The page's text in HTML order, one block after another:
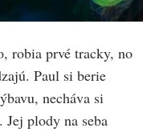
robia prvé tracky, no
Paul si berie
necháva si
Jej plody na seba